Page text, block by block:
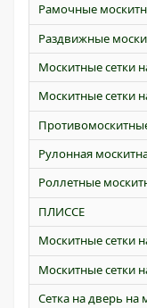
Рамочные
Раздвижные
Москитные сетки
Москитные сетки
Рулонная
Роллетные
ПЛИССЕ
Москитные сетки
Москитные сетки
Сетка на дверь на